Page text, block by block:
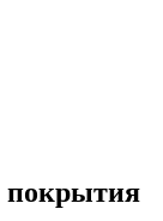
покрытия